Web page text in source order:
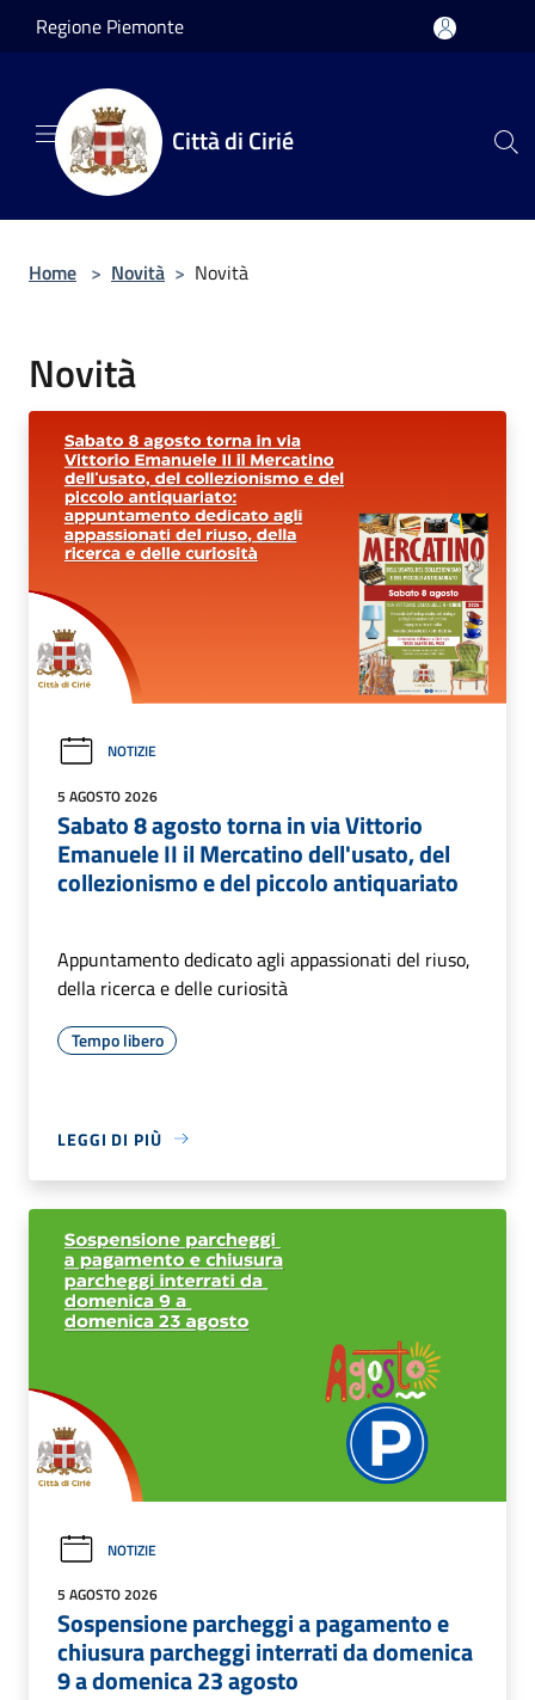
Salta al contenuto principale
Regione Piemonte
Città di Cirié
Home > Novità > Novità
Novità
NOTIZIE
5 AGOSTO 2026
Sabato 8 agosto torna in via Vittorio
Emanuele II il Mercatino dell'usato, del
collezionismo e del piccolo antiquariato
Appuntamento dedicato agli appassionati del riuso,
della ricerca e delle curiosità
Tempo libero
LEGGI DI PIÙ
NOTIZIE
5 AGOSTO 2026
Sospensione parcheggi a pagamento e
chiusura parcheggi interrati da domenica
9 a domenica 23 agosto